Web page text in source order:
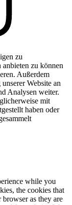
zu
zu können
Außerdem
Website an
Analysen weiter.
mit
haben oder
while you
the cookies that
browser as they are